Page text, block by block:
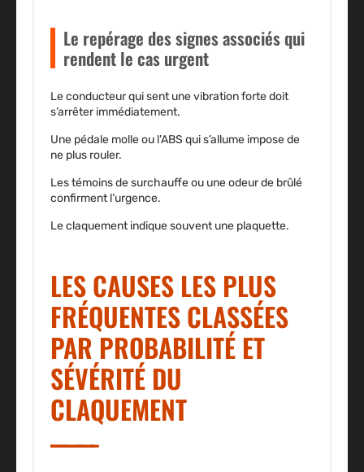
Le repérage des signes associés qui
rendent le cas urgent
Le conducteur qui sent une vibration forte doit
s’arrêter immédiatement.
Une pédale molle ou l’ABS qui s’allume impose de
ne plus rouler.
Les témoins de surchauffe ou une odeur de brûlé
confirment l’urgence.
Le claquement indique souvent une plaquette.
LES CAUSES LES PLUS
FRÉQUENTES CLASSÉES
PAR PROBABILITÉ ET
SÉVÉRITÉ DU
CLAQUEMENT